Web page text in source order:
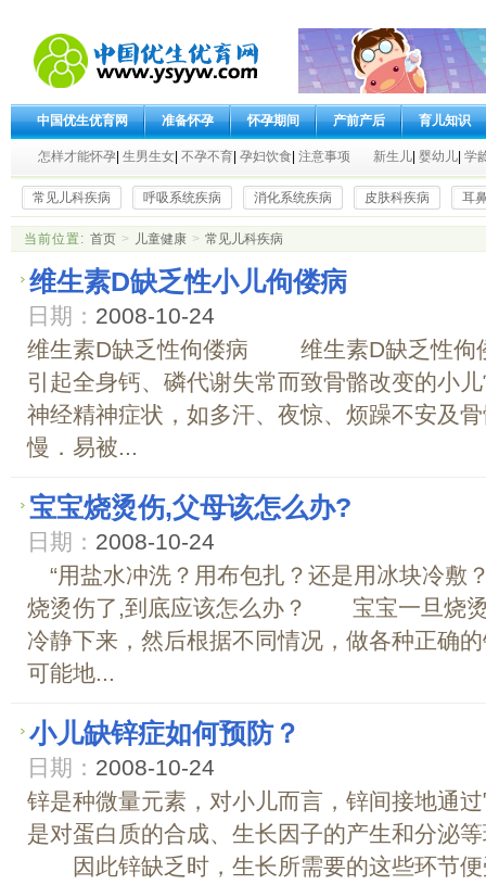
中国优生优育网 准备怀孕 怀孕期间 产前产后 育儿知识
怎样才能怀孕 生男生女 不孕不育 孕妇饮食 注意事项 新生儿 婴幼儿 学
常见儿科疾病 呼吸系统疾病 消化系统疾病 皮肤科疾病 耳
当前位置: 首页 > 儿童健康 > 常见儿科疾病
维生素D缺乏性小儿佝偻病
日期： 2008-10-24
维生素D缺乏性佝偻病 维生素D缺乏性佝
引起全身钙、磷代谢失常而致骨骼改变的小
神经精神症状，如多汗、夜惊、烦躁不安及
慢．易被...
宝宝烧烫伤,父母该怎么办?
日期： 2008-10-24
“用盐水冲洗？用布包扎？还是用冰块冷敷
烧烫伤了,到底应该怎么办？ 宝宝一旦烧烫
冷静下来，然后根据不同情况，做各种正确
可能地...
小儿缺锌症如何预防？
日期： 2008-10-24
锌是种微量元素，对小儿而言，锌间接地通
是对蛋白质的合成、生长因子的产生和分泌
因此锌缺乏时，生长所需要的这些环节便